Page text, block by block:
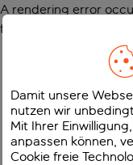
A rendering error
function
Damit unsere
nutzen wir
Mit Ihrer
anpassen können,
Cookie freie